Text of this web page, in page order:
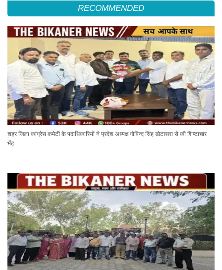
RECOMMENDED
शहर जिला कांग्रेस कमेटी के पदाधिकारियों ने प्रदेश अध्यक्ष गोविन्द सिंह डोटासरा से की शिष्टाचार
भेंट